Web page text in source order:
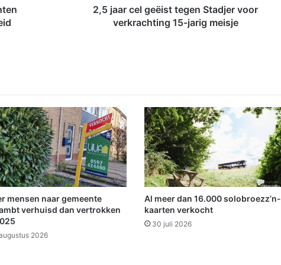
t
e
g
e
n
S
t
a
j
2,5 jaar cel geëist tegen Stadjer voor
verkrachting 15-jarig meisje
mensen naar gemeente
verhuisd dan vertrokken
2026
Al meer dan 16.000 solobroezz’n-
kaarten verkocht
30 juli 2026